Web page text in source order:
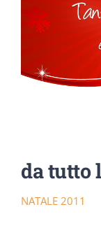
DOWNLOAD
da tutto
NATALE 2011